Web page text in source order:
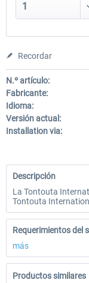
Recordar
N.º artículo:
Fabricante:
Idioma:
Versión actual:
Installation via:
Descripción
La Tontouta
Tontouta
Requerimientos del
más
Productos similares